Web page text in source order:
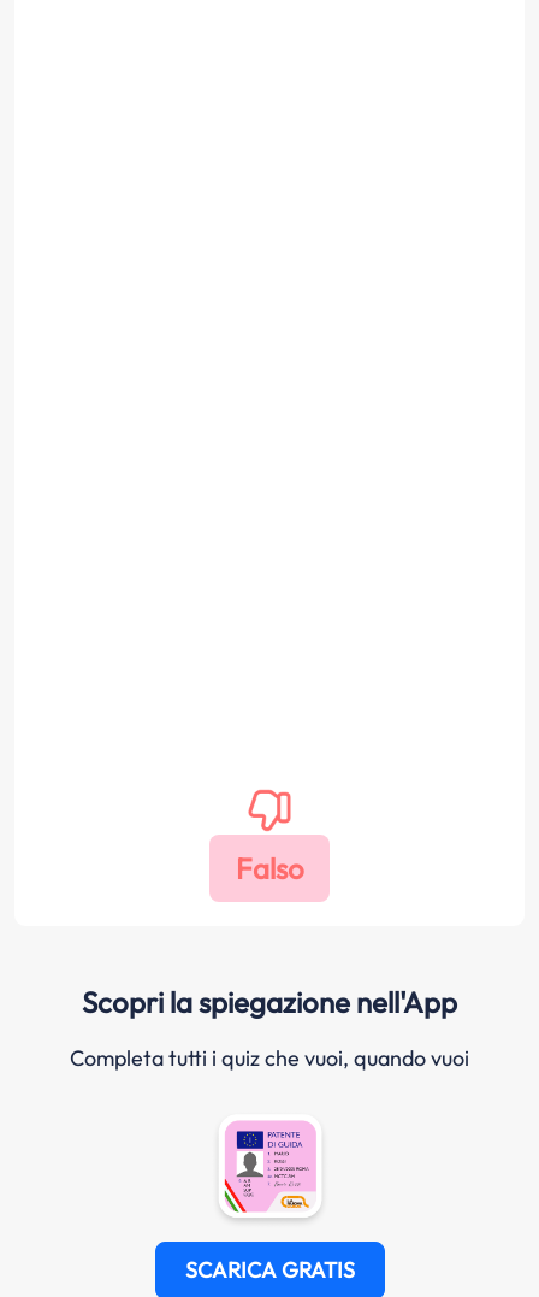
Scopri la spiegazione nell'App
Completa tutti i quiz che vuoi, quando vuoi
SCARICA GRATIS